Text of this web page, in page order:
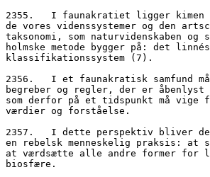
2355.   I faunakratiet ligger
de vores videnssystemer og den
taksonomi, som naturvidenskaben og
holmske metode bygger på: det
klassifikationssystem (7).
2356.   I et faunakratisk samfund
begreber og regler, der er åbenlyst
som derfor på et tidspunkt må
værdier og forståelse.
2357.   I dette perspektiv bliver den
en rebelsk menneskelig praksis: at
at værdsætte alle andre former
biosfære.